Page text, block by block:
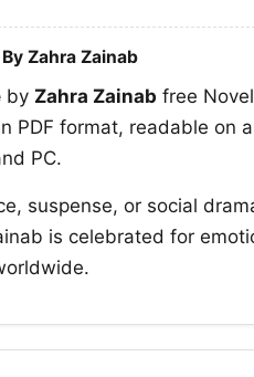
Zahra Zainab
by Zahra Zainab free
PDF format, readable on
PC.
suspense, or social
is celebrated for